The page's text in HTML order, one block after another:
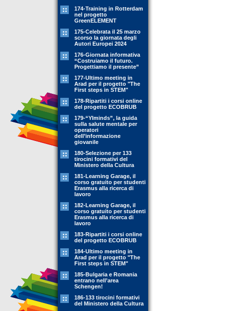
174-Training in Rotterdam
nel progetto
GreenELEMENT
175-Celebrata il 25 marzo
scorso la giornata degli
Autori Europei 2024
176-Giornata informativa
“Costruiamo il futuro.
Progettiamo il presente”
177-Ultimo meeting in
Arad per il progetto "The
First steps in STEM"
178-Ripartiti i corsi online
del progetto ECOBRUB
179-“YIminds”, la guida
sulla salute mentale per
operatori
dell’informazione
giovanile
180-Selezione per 133
tirocini formativi del
Ministero della Cultura
181-Learning Garage, il
corso gratuito per studenti
Erasmus alla ricerca di
lavoro
182-Learning Garage, il
corso gratuito per studenti
Erasmus alla ricerca di
lavoro
183-Ripartiti i corsi online
del progetto ECOBRUB
184-Ultimo meeting in
Arad per il progetto "The
First steps in STEM"
185-Bulgaria e Romania
entrano nell’area
Schengen!
186-133 tirocini formativi
del Ministero della Cultura